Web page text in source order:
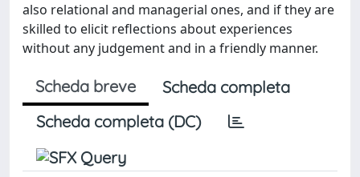
also relational and managerial ones, and if they are
skilled to elicit reflections about experiences
without any judgement and in a friendly manner.
Scheda breve
Scheda completa
Scheda completa (DC)